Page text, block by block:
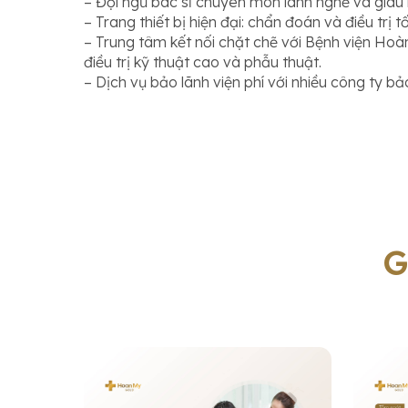
– Trang thiết bị hiện đại: chẩn đoán và điều trị
– Trung tâm kết nối chặt chẽ với Bệnh viện
điều trị kỹ thuật cao và phẫu thuật.
– Dịch vụ bảo lãnh viện phí với nhiều công ty